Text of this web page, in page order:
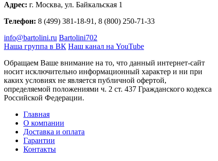
Адрес: г. Москва, ул. Байкальская 1
Телефон: 8 (499) 381-18-91, 8 (800) 250-71-33
info@bartolini.ru Bartolini702
Наша группа в ВК Наш канал на YouTube
Обращаем Ваше внимание на то, что данный интернет-сайт
носит исключительно информационный характер и ни при
каких условиях не является публичной офертой,
определяемой положениями ч. 2 ст. 437 Гражданского кодекса
Российской Федерации.
Главная
О компании
Доставка и оплата
Гарантии
Контакты